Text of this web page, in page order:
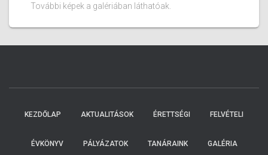
További képek a galériában láthatóak.
KEZDŐLAP AKTUALITÁSOK ÉRETTSÉGI FELVÉTELI
ÉVKÖNYV PÁLYÁZATOK TANÁRAINK GALÉRIA